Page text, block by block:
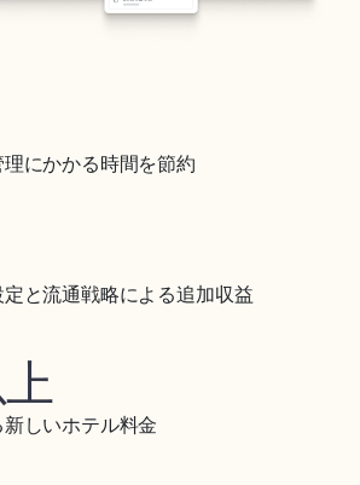
にかかる時間を節約
と流通戦略による追加収益
しいホテル料金